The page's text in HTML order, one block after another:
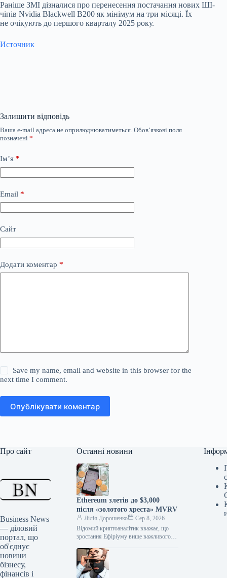
Раніше ЗМІ дізналися про перенесення постачання нових ШІ-
чіпів Nvidia Blackwell B200 як мінімум на три місяці. Їх
не очікують до першого кварталу 2025 року.
Источник
Залишити відповідь
Ваша e-mail адреса не оприлюднюватиметься. Обов’язкові поля
позначені *
Ім’я *
Email *
Сайт
Додати коментар *
Save my name, email and website in this browser for the
next time I comment.
Опублікувати коментар
Про сайт
Business News
— діловий
портал, що
об'єднує
новини
бізнесу,
фінансів і
Останні новини
Ethereum злетів до $3,000
після «золотого хреста» MVRV
Лілія Дорошенко
Сер 8, 2026
Відомий криптоаналітик вважає, що
зростання Ефіріуму вище важливого
Realized Value) може призвести до
подорожчання…